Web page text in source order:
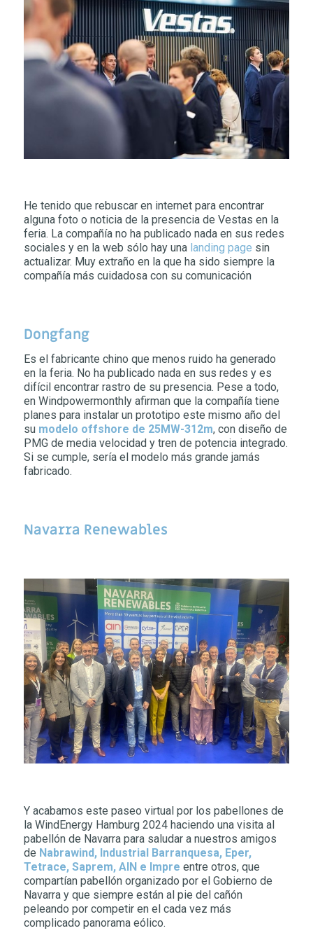
He tenido que rebuscar en internet para encontrar
alguna foto o noticia de la presencia de Vestas en la
feria. La compañía no ha publicado nada en sus redes
sociales y en la web sólo hay una landing page sin
actualizar. Muy extraño en la que ha sido siempre la
compañía más cuidadosa con su comunicación
Dongfang
Es el fabricante chino que menos ruido ha generado
en la feria. No ha publicado nada en sus redes y es
difícil encontrar rastro de su presencia. Pese a todo,
en Windpowermonthly afirman que la compañía tiene
planes para instalar un prototipo este mismo año del
su modelo offshore de 25MW-312m, con diseño de
PMG de media velocidad y tren de potencia integrado.
Si se cumple, sería el modelo más grande jamás
fabricado.
Navarra Renewables
Y acabamos este paseo virtual por los pabellones de
la WindEnergy Hamburg 2024 haciendo una visita al
pabellón de Navarra para saludar a nuestros amigos
de Nabrawind, Industrial Barranquesa, Eper,
Tetrace, Saprem, AIN e Impre entre otros, que
compartían pabellón organizado por el Gobierno de
Navarra y que siempre están al pie del cañón
peleando por competir en el cada vez más
complicado panorama eólico.